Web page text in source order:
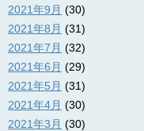
2021年9月 (30)
2021年8月 (31)
2021年7月 (32)
2021年6月 (29)
2021年5月 (31)
2021年4月 (30)
2021年3月 (30)